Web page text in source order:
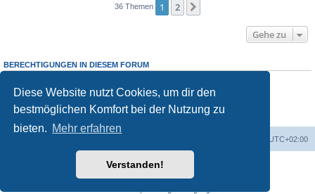
Diese Website nutzt Cookies, um dir den
bestmöglichen Komfort bei der Nutzung zu
bieten. Mehr erfahren
Verstanden!
36 Themen 1 2
Gehe zu
BERECHTIGUNGEN IN DIESEM FORUM
Du darfst
keine Antworten zu Themen in diesem Forum erstellen.
Du darfst deine Beiträge in diesem Forumnichtändern.
Du darfst deine Beiträge in diesem Forum nicht löschen.
keine
UTC+02:00
Powered byphpBB® Forum Software © phpBB Limited
phpBB.de